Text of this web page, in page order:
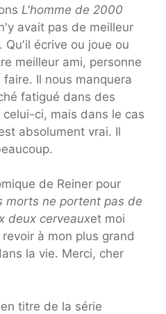
L'homme de 2000
avait pas de meilleur
Qu'il écrive ou joue ou
meilleur ami, personne
Il nous manquera
fatigué dans des
ci, mais dans le cas
absolument vrai. Il
de Reiner pour
morts ne portent pas de
deux cerveauxet moi
revoir à mon plus grand
la vie. Merci, cher
titre de la série